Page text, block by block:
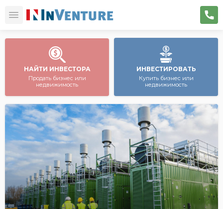
НАЙТИ ИНВЕСТОРА
Продать бизнес или
недвижимость
ИНВЕСТИРОВАТЬ
Купить бизнес или
недвижимость